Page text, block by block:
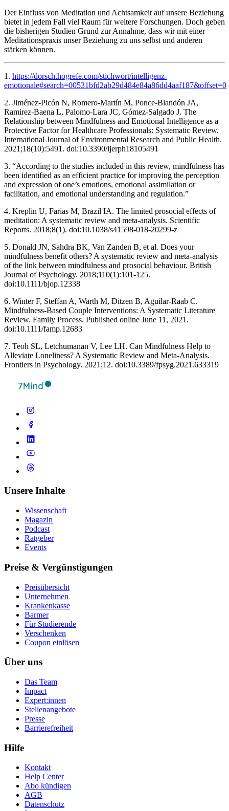
Der Einfluss von Meditation und Achtsamkeit auf unsere Beziehung
bietet in jedem Fall viel Raum für weitere Forschungen. Doch geben
die bisherigen Studien Grund zur Annahme, dass wir mit einer
Meditationspraxis unser Beziehung zu uns selbst und anderen
stärken können.
1. https://dorsch.hogrefe.com/stichwort/intelligenz-
emotionale#search=00531bfd2ab29d484e84a86dd4aaf187&offset=0
2. Jiménez-Picón N, Romero-Martín M, Ponce-Blandón JA,
Ramirez-Baena L, Palomo-Lara JC, Gómez-Salgado J. The
Relationship between Mindfulness and Emotional Intelligence as a
Protective Factor for Healthcare Professionals: Systematic Review.
International Journal of Environmental Research and Public Health.
2021;18(10):5491. doi:10.3390/ijerph18105491
3. “According to the studies included in this review, mindfulness has
been identified as an efficient practice for improving the perception
and expression of one’s emotions, emotional assimilation or
facilitation, and emotional understanding and regulation.”
4. Kreplin U, Farias M, Brazil IA. The limited prosocial effects of
meditation: A systematic review and meta-analysis. Scientific
Reports. 2018;8(1). doi:10.1038/s41598-018-20299-z ‌
5. Donald JN, Sahdra BK, Van Zanden B, et al. Does your
mindfulness benefit others? A systematic review and meta-analysis
of the link between mindfulness and prosocial behaviour. British
Journal of Psychology. 2018;110(1):101-125.
doi:10.1111/bjop.12338
6. Winter F, Steffan A, Warth M, Ditzen B, Aguilar‐Raab C.
Mindfulness‐Based Couple Interventions: A Systematic Literature
Review. Family Process. Published online June 11, 2021.
doi:10.1111/famp.12683
7. Teoh SL, Letchumanan V, Lee LH. Can Mindfulness Help to
Alleviate Loneliness? A Systematic Review and Meta-Analysis.
Frontiers in Psychology. 2021;12. doi:10.3389/fpsyg.2021.633319
Unsere Inhalte
Wissenschaft
Magazin
Podcast
Ratgeber
Events
Preise & Vergünstigungen
Preisübersicht
Unternehmen
Krankenkasse
Barmer
Für Studierende
Ver­schen­ken
Coupon einlösen
Über uns
Das Team
Impact
Expert:innen
Stellenangebote
Presse
Barrierefreiheit
Hilfe
Kontakt
Help Center
Abo kündigen
AGB
Datenschutz